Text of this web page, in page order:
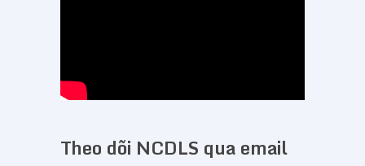
Theo dõi NCDLS qua email